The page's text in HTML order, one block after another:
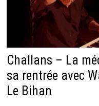
Challans – La
sa rentrée avec
Le Bihan